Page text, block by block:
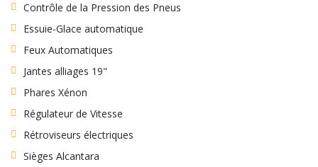
Contrôle de la Pression des Pneus
Essuie-Glace automatique
Feux Automatiques
Jantes alliages 19"
Phares Xénon
Régulateur de Vitesse
Rétroviseurs électriques
Sièges Alcantara